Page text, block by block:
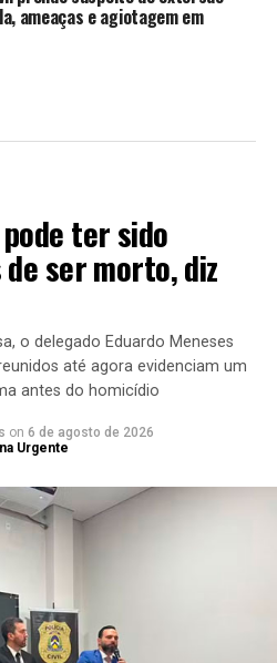
ameaças e agiotagem em
ter sido
ser morto, diz
o delegado Eduardo Meneses
até agora evidenciam um
antes do homicídio
on 6 de agosto de 2026
Urgente